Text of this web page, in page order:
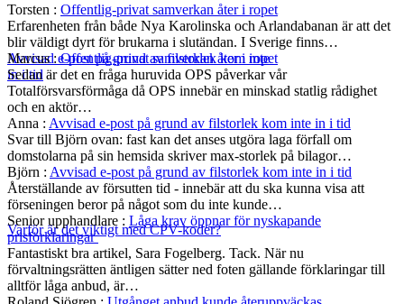
Avvisad e-post på grund av filstorlek kom inte
in i tid
Varför är det viktigt med CPV-koder?
Torsten : Offentlig-privat samverkan åter i ropet
Erfarenheten från både Nya Karolinska och Arlandabanan är att det
blir väldigt dyrt för brukarna i slutändan. I Sverige finns…
Marcus:Offentlig-privat samverkan åter i ropet
Sedan är det en fråga huruvida OPS påverkar vår
Totalförsvarsförmåga då OPS innebär en minskad statlig rådighet
och en aktör…
Anna : Avvisad e-post på grund av filstorlek kom inte in i tid
Svar till Björn ovan: fast kan det anses utgöra laga förfall om
domstolarna på sin hemsida skriver max-storlek på bilagor…
Björn : Avvisad e-post på grund av filstorlek kom inte in i tid
Återställande av försutten tid - innebär att du ska kunna visa att
förseningen beror på något som du inte kunde…
Senior upphandlare : Låga krav öppnar för nyskapande
prisförklaringar
Fantastiskt bra artikel, Sara Fogelberg. Tack. När nu
förvaltningsrätten äntligen sätter ned foten gällande förklaringar till
alltför låga anbud, är…